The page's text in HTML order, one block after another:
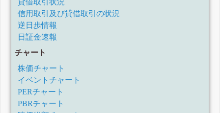
信用取引及び貸借取引の状況
逆日歩情報
日証金速報
チャート
株価チャート
イベントチャート
PERチャート
PBRチャート